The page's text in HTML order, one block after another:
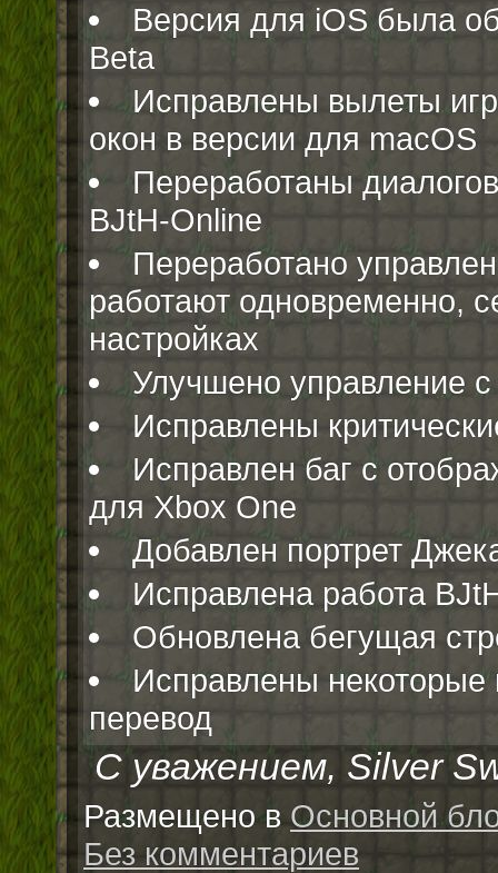
Версия для iOS была
Beta
Исправлены вылеты
окон в версии для macOS
Переработаны
BJtH-Online
Переработано
работают одновременно,
настройках
Улучшено управление
Исправлены
Исправлен баг с
для Xbox One
Добавлен портрет
Исправлена работа
Обновлена бегущая
Исправлены некоторые
перевод
С уважением, Silver
Размещено в Основной
Без комментариев